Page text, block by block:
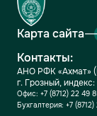
Карта сайта
Контакты:
АНО РФК «Ахмат»
г. Грозный,
Офис: +7 (8712) 22 49
Бухгалтерия: +7